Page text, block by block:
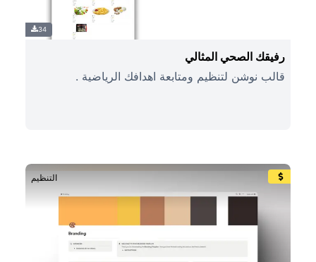
34
رفيقك الصحي المثالي
قالب نوشن لتنظيم ومتابعة اهدافك الرياضية .
التنظيم